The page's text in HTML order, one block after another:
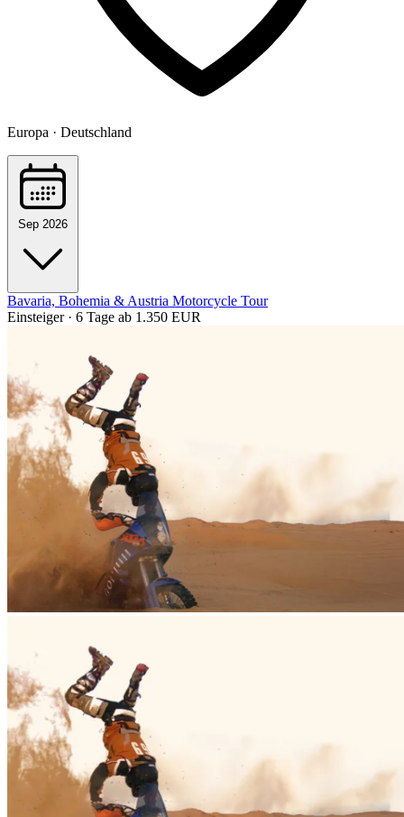
Europa · Deutschland
Sep 2026
Bavaria, Bohemia & Austria Motorcycle Tour
Einsteiger · 6 Tage ab 1.350 EUR